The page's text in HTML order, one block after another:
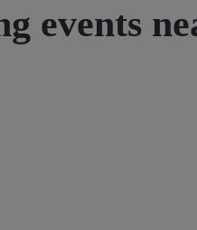
events